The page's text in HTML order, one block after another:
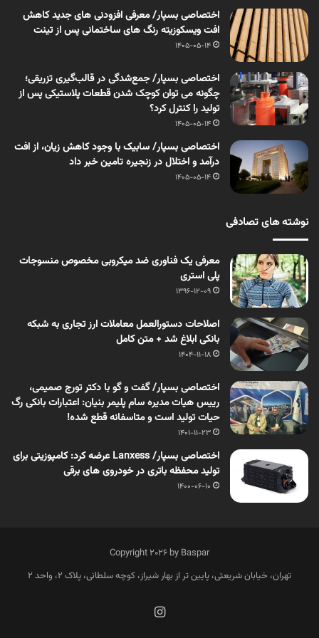
اختصاصی بسپار/ معرفی افزودنی های جدید کاهش
افت ویسکوزیته رنگ های ساختمانی پس از تینت
1405-05-14
اختصاصی بسپار/ جمع‌شدگی در قالب‌گیری تزریقی؛
چگونه می توان کوچک شدن قطعات پلاستیکی پس از
تولید را کنترل کرد؟
1405-05-14
اختصاصی بسپار/ سابیک با وجود کاهش زیان، از افت
درآمد و اختلال در زنجیره تامین خبر داد
1405-05-14
نوشته های تصادفی
معرفی یک فناوری ضد میکروبی مخصوص منسوجات
پلی استری
1396-12-09
اصلاحات دستورالعمل معاملات ارز تجاری به شبکه
بانکی ابلاغ شد + متن کامل
1404-11-18
اختصاصی بسپار/ گفت و گو با دکتر تورج صمیمی،
رییس هیات مدیره سام پلیمر بنیان: اعتبارات بانکی رگ
حیات تولید است و متاسفانه قطع شده!
1401-11-23
اختصاصی بسپار/ Lanxess عرضه کرد: کامپوزیتی برای
تولید محفظه باتری در خودروی های برقی
1400-06-10
Copyright 2026 by Baspar
تهران، خیابان شریعتی، پایین تر از بهار شیراز، کوچه سلطانی، پلاک 2، واحد 2